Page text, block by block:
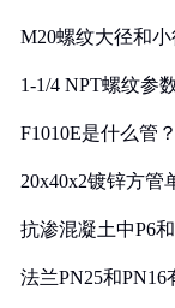
M20螺纹大径和
1-1/4 NPT螺纹参
F1010E是什么管
20x40x2镀锌方管
抗渗混凝土中P6
法兰PN25和PN16